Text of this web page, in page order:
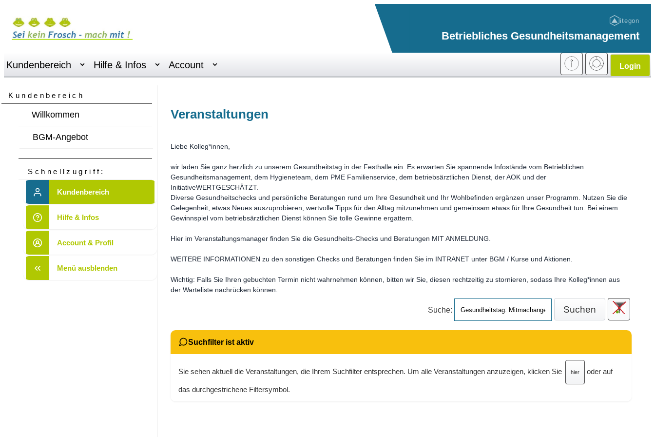
itegon
Betriebliches Gesundheitsmanagement
Kundenbereich Hilfe & Infos Account Login
Veranstaltungen
Liebe Kolleg*innen,
wir laden Sie ganz herzlich zu unserem Gesundheitstag in der Festhalle ein. Es erwarten Sie spannende Infostände vom Betrieblichen
Gesundheitsmanagement, dem Hygieneteam, dem PME Familienservice, dem betriebsärztlichen Dienst, der AOK und der
InitiativeWERTGESCHÄTZT.
Diverse Gesundheitschecks und persönliche Beratungen rund um Ihre Gesundheit und Ihr Wohlbefinden ergänzen unser Programm. Nutzen Sie die
Gelegenheit, etwas Neues auszuprobieren, wertvolle Tipps für den Alltag mitzunehmen und gemeinsam etwas für Ihre Gesundheit tun. Bei einem
Gewinnspiel vom betriebsärztlichen Dienst können Sie tolle Gewinne ergattern.
Hier im Veranstaltungsmanager finden Sie die Gesundheits-Checks und Beratungen MIT ANMELDUNG.
WEITERE INFORMATIONEN zu den sonstigen Checks und Beratungen finden Sie im INTRANET unter BGM / Kurse und Aktionen.
Wichtig: Falls Sie Ihren gebuchten Termin nicht wahrnehmen können, bitten wir Sie, diesen rechtzeitig zu stornieren, sodass Ihre Kolleg*innen aus
der Warteliste nachrücken können.
Suche:
Suchfilter ist aktiv
Sie sehen aktuell die Veranstaltungen, die Ihrem Suchfilter entsprechen. Um alle Veranstaltungen anzuzeigen, klicken Sie hier oder auf
das durchgestrichene Filtersymbol.
Kundenbereich
Willkommen
BGM-Angebot
Schnellzugriff:
Kundenbereich
Hilfe & Infos
Account & Profil
Menü ausblenden